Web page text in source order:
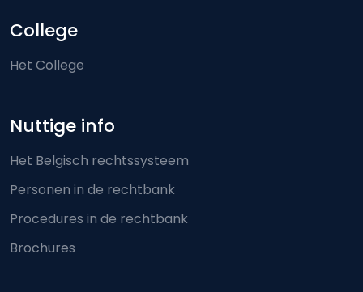
College
Het College
Nuttige info
Het Belgisch rechtssysteem
Personen in de rechtbank
Procedures in de rechtbank
Brochures